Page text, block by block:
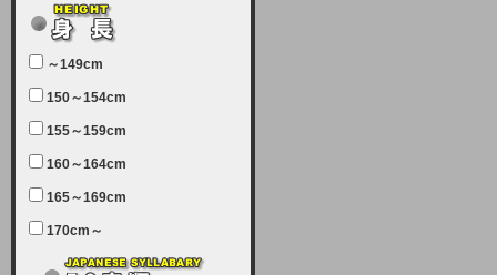
テナンスを実施します。ユーザー様
にはご迷惑をおかけしますがご理解
いただけます様、宜しくお願い致し
【クレジットカード決済について
②】
現在、クレジットカード決済はJCB
のみになっております。大変ご迷惑
キャシュでの決済は可能ですので、
～149cm
150～154cm
155～159cm
160～164cm
165～169cm
170cm～